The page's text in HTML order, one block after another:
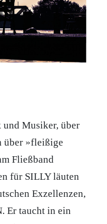
Musiker, über
über »fleißige
Fließband
für SILLY läuten
Exzellenzen,
Er taucht in ein